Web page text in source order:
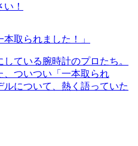
！
取られました！」
ている腕時計のプロたち。
、ついつい「一本取られ
について、熱く語っていた